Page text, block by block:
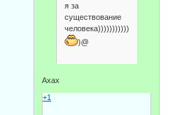
я за
существование
человека)))))))))))))!@(
)@
Ахах
+1